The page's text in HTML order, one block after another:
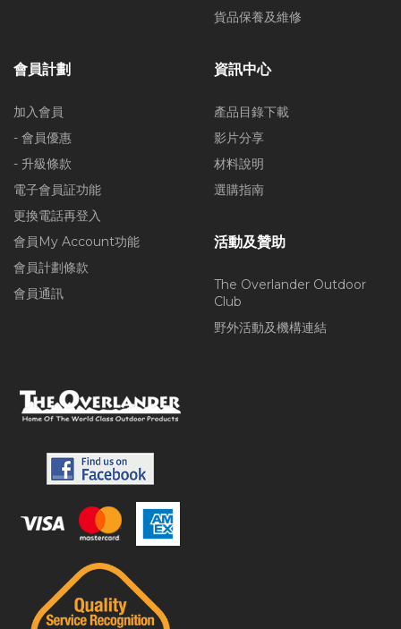
貨品保養及維修
會員計劃
加入會員
- 會員優惠
- 升級條款
電子會員証功能
更換電話再登入
會員My Account功能
會員計劃條款
會員通訊
資訊中心
產品目錄下載
影片分享
材料說明
選購指南
活動及贊助
The Overlander Outdoor
Club
野外活動及機構連結